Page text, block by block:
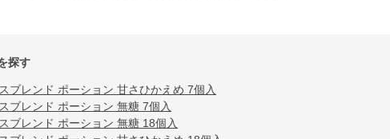
探す
ブレンド ポーション 甘さひかえめ 7個入
ブレンド ポーション 無糖 7個入
ブレンド ポーション 無糖 18個入